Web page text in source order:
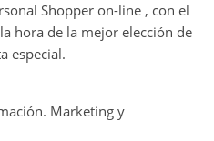
Shopper on-line , con el
hora de la mejor elección de
especial.
Marketing y